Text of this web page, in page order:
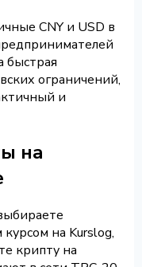
CNY и USD в
быстрая
ограничений,
и
на
на Kurslog,
крипту на